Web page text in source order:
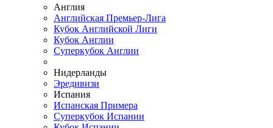
Англия
Английская Премьер-Лига
Кубок Английской Лиги
Кубок Англии
Суперкубок Англии
Нидерланды
Эредивизи
Испания
Испанская Примера
Суперкубок Испании